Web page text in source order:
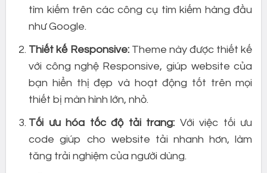
tìm kiếm trên các công cụ tìm kiếm hàng đầu
như Google.
Thiết kế Responsive:Theme này được thiết kế
với công nghệ Responsive, giúp website của
bạn hiển thị đẹp và hoạt động tốt trên mọi
thiết bị màn hình lớn, nhỏ.
Tối ưu hóa tốc độ tải trang: Với việc tối ưu
code giúp cho website tải nhanh hơn, làm
tăng trải nghiệm của người dùng.